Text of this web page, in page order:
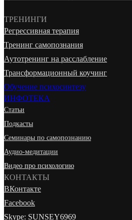
ТРЕНИНГИ
Регрессивная терапия
Тренинг самопознания
Аутотренинг на расслабление
Трансформационный коучинг
Обучение психосинтезу
ИНФОТЕКА
Статьи
Подкасты
Семинары по самопознанию
Аудио-медитации
Видео про психологию
КОНТАКТЫ
ВКонтакте
Facebook
Skype: SUNSEY6969